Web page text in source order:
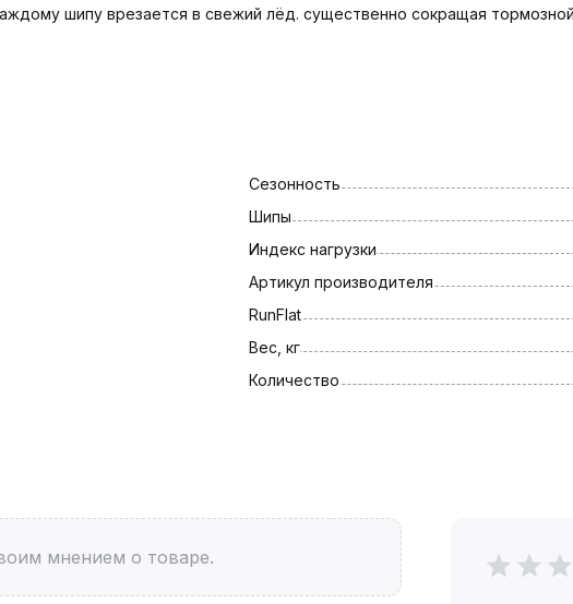
шипу врезается в свежий лёд. существенно сокращая
Сезонность
Шипы
Индекс нагрузки
Артикул производителя
RunFlat
Вес, кг
Количество
мнением о товаре.